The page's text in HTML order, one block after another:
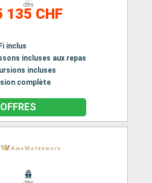
dès
135 CHF
inclus
incluses aux repas
incluses
complète